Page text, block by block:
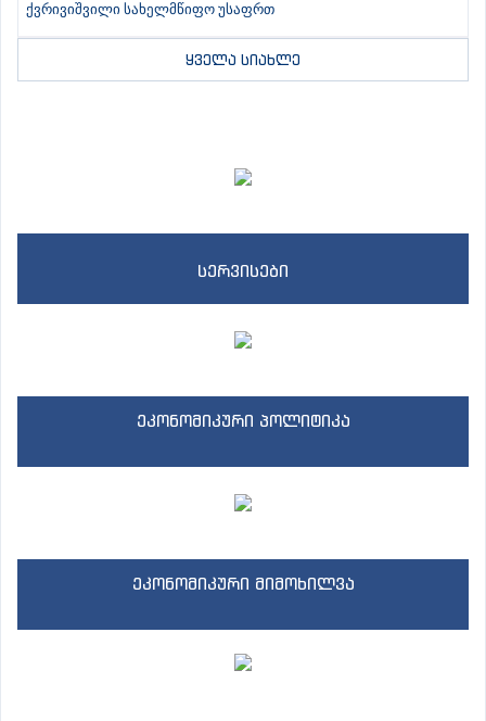
ქვრივიშვილი სახელმწიფო უსაფრთ
ყველა სიახლე
სერვისები
ეკონომიკური პოლიტიკა
ეკონომიკური მიმოხილვა